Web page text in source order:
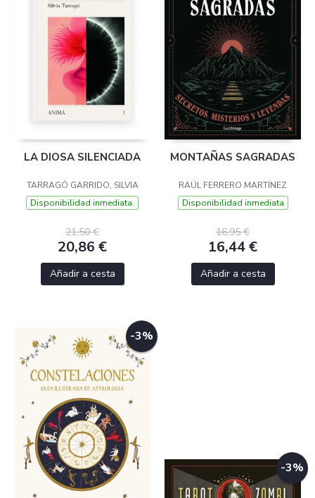
LA DIOSA SILENCIADA
TARRAGÓ GARRIDO, SILVIA
Disponibilidad inmediata.
21,50 €
20,86 €
Añadir a cesta
MONTAÑAS SAGRADAS
RAÚL FERRERO MARTÍNEZ
Disponibilidad inmediata
16,95 €
16,44 €
Añadir a cesta
-3%
-3%